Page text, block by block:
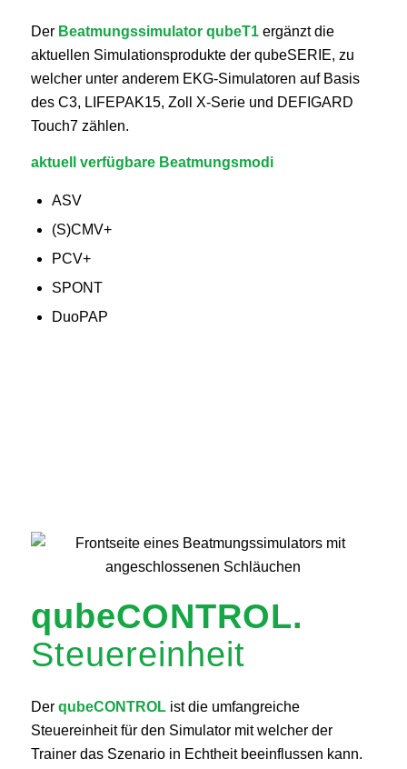
DerBeatmungssimulator qubeT1ergänzt die
aktuellen Simulationsprodukte der qubeSERIE, zu
welcher unter anderem EKG-Simulatoren auf Basis
des C3, LIFEPAK15, Zoll X-Serie und DEFIGARD
Touch7 zählen.
aktuell verfügbare Beatmungsmodi
ASV
(S)CMV+
PCV+
SPONT
DuoPAP
qubeCONTROL.
Steuereinheit
DerqubeCONTROList die umfangreiche
Steuereinheit für den Simulator mit welcher der
Trainer das Szenario in Echtheit beeinflussen kann.